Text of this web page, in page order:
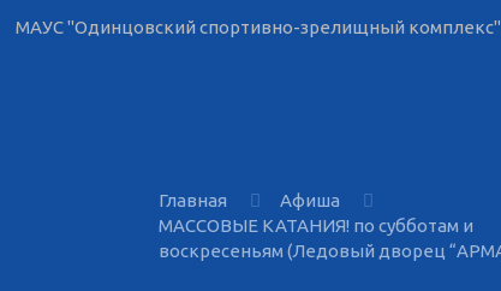
МАУС "Одинцовский спортивно-зрелищный
Главная
Афиша
МАССОВЫЕ КАТАНИЯ! по субботам и
воскресеньям (Ледовый дворец